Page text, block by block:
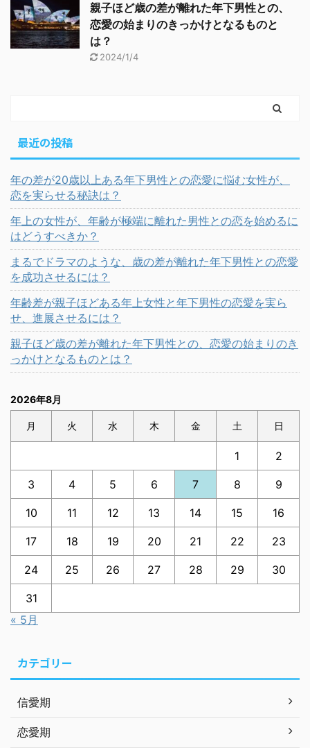
親子ほど歳の差が離れた年下男性との、
恋愛の始まりのきっかけとなるものと
は？
2024/1/4
最近の投稿
年の差が20歳以上ある年下男性との恋愛に悩む女性が、
恋を実らせる秘訣は？
年上の女性が、年齢が極端に離れた男性との恋を始めるに
はどうすべきか？
まるでドラマのような、歳の差が離れた年下男性との恋愛
を成功させるには？
年齢差が親子ほどある年上女性と年下男性の恋愛を実ら
せ、進展させるには？
親子ほど歳の差が離れた年下男性との、恋愛の始まりのき
っかけとなるものとは？
2026年8月
月 火 水 木 金 土 日
1 2
3 4 5 6 7 8 9
10 11 12 13 14 15 16
17 18 19 20 21 22 23
24 25 26 27 28 29 30
31
« 5月
カテゴリー
信愛期
恋愛期